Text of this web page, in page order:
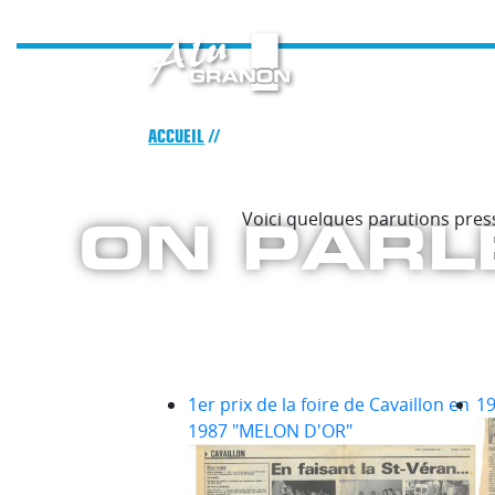
au
Fil
ACCUEIL
ON
Voici quelques parutions
1er prix de la foire de Cavaillon en
1987 "MELON D'OR"